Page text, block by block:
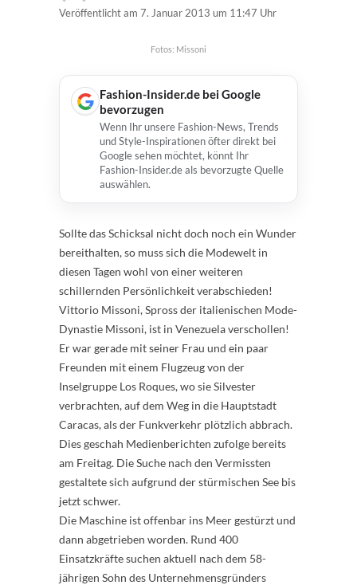
Veröffentlicht am 7. Januar 2013 um 11:47 Uhr
Fotos: Missoni
Fashion-Insider.de bei Google
bevorzugen
Wenn Ihr unsere Fashion-News, Trends
und Style-Inspirationen öfter direkt bei
Google sehen möchtet, könnt Ihr
Fashion-Insider.de als bevorzugte Quelle
auswählen.
Sollte das Schicksal nicht doch noch ein Wunder
bereithalten, so muss sich die Modewelt in
diesen Tagen wohl von einer weiteren
schillernden Persönlichkeit verabschieden!
Vittorio Missoni, Spross der italienischen Mode-
Dynastie Missoni, ist in Venezuela verschollen!
Er war gerade mit seiner Frau und ein paar
Freunden mit einem Flugzeug von der
Inselgruppe Los Roques, wo sie Silvester
verbrachten, auf dem Weg in die Hauptstadt
Caracas, als der Funkverkehr plötzlich abbrach.
Dies geschah Medienberichten zufolge bereits
am Freitag. Die Suche nach den Vermissten
gestaltete sich aufgrund der stürmischen See bis
jetzt schwer.
Die Maschine ist offenbar ins Meer gestürzt und
dann abgetrieben worden. Rund 400
Einsatzkräfte suchen aktuell nach dem 58-
jährigen Sohn des Unternehmensgründers